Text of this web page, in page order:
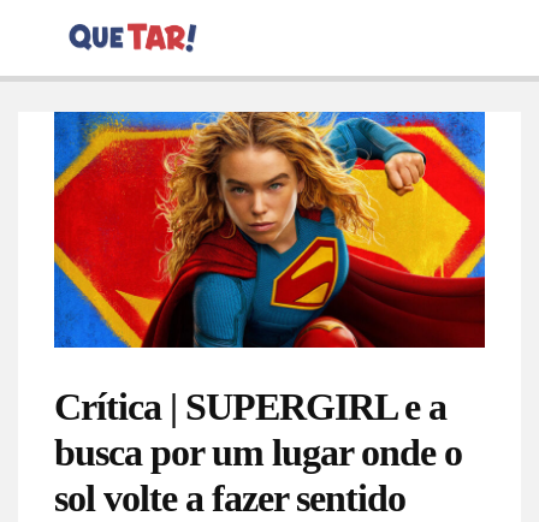
Crítica | SUPERGIRL e a
busca por um lugar onde o
sol volte a fazer sentido